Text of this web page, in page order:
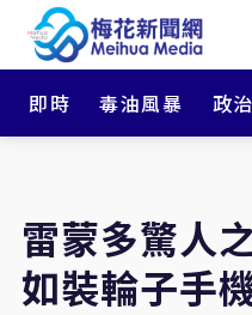
即時 毒油風暴 政治
雷蒙多驚人
如裝輪子手